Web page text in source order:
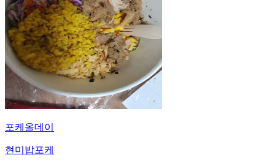
포케올데이
현미밥포케